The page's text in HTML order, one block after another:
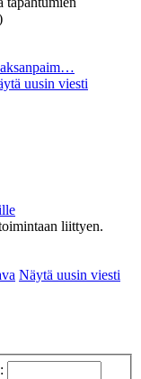
uusin viesti
liittyen.
Näytä uusin viesti